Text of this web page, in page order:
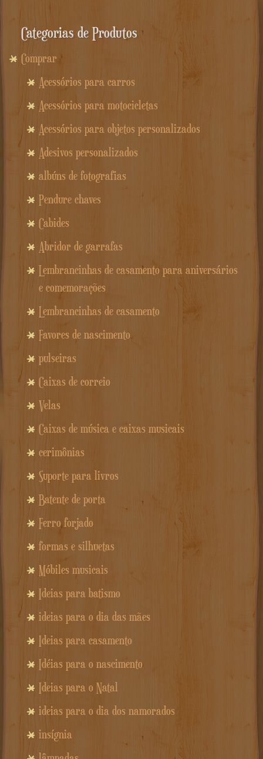
Categorias de Produtos
Comprar
Acessórios para carros
Acessórios para motocicletas
Acessórios para objetos personalizados
Adesivos personalizados
albúns de fotografias
Pendure chaves
Cabides
Abridor de garrafas
Lembrancinhas de casamento para aniversários
e comemorações
Lembrancinhas de casamento
Favores de nascimento
pulseiras
Caixas de correio
Velas
Caixas de música e caixas musicais
cerimônias
Suporte para livros
Batente de porta
Ferro forjado
formas e silhuetas
Móbiles musicais
Ideias para batismo
ideias para o dia das mães
Ideias para casamento
Idéias para o nascimento
Ideias para o Natal
ideias para o dia dos namorados
insígnia